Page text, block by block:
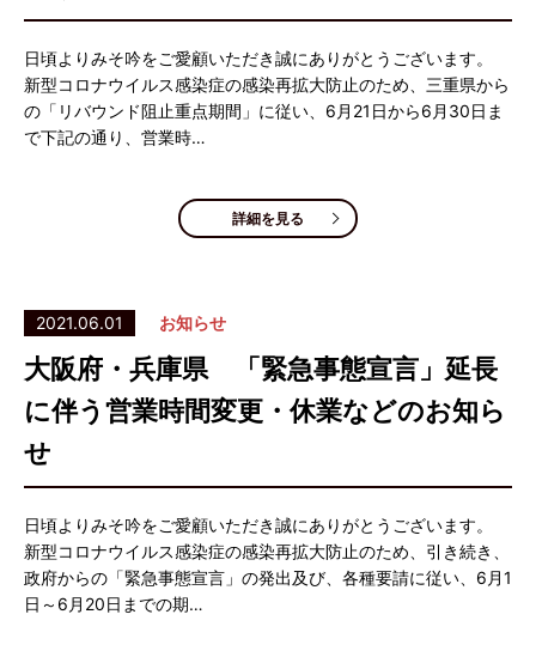
日頃よりみそ吟をご愛顧いただき誠にありがとうございます。
新型コロナウイルス感染症の感染再拡大防止のため、三重県から
の「リバウンド阻止重点期間」に従い、6月21日から6月30日ま
で下記の通り、営業時…
詳細を見る
2021.06.01 お知らせ
大阪府・兵庫県 「緊急事態宣言」延長
に伴う営業時間変更・休業などのお知ら
せ
日頃よりみそ吟をご愛顧いただき誠にありがとうございます。
新型コロナウイルス感染症の感染再拡大防止のため、引き続き、
政府からの「緊急事態宣言」の発出及び、各種要請に従い、6月1
日～6月20日までの期…